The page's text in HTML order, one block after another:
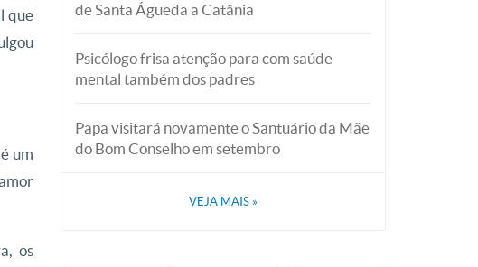
que
um
os
de Santa Águeda a Catânia
Psicólogo frisa atenção para com saúde
mental também dos padres
Papa visitará novamente o Santuário da Mãe
do Bom Conselho em setembro
VEJA MAIS »